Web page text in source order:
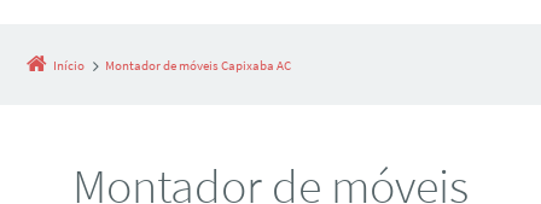
Início Montador de móveis Capixaba AC
Montador de móveis